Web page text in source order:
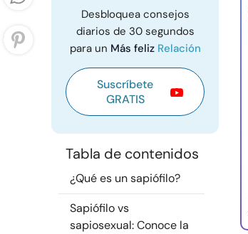
Desbloquea consejos
diarios de 30 segundos
para un Más feliz Relación
Suscríbete
GRATIS
Tabla de contenidos
¿Qué es un sapiófilo?
Sapiófilo vs
sapiosexual: Conoce la